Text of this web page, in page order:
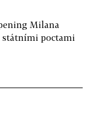
Milana
státními poctami